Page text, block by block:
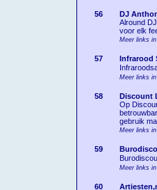
56
DJ
Alround
voor elk
Meer links
57
Infrarood
Meer links
58
Discount
Op
gebruik ma
Meer links
59
Meer links
60